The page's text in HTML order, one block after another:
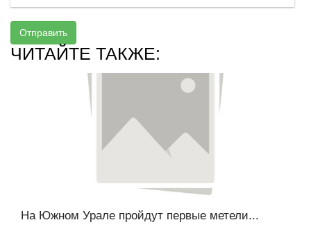
Отправить
ЧИТАЙТЕ ТАКЖЕ:
На Южном Урале пройдут первые метели...